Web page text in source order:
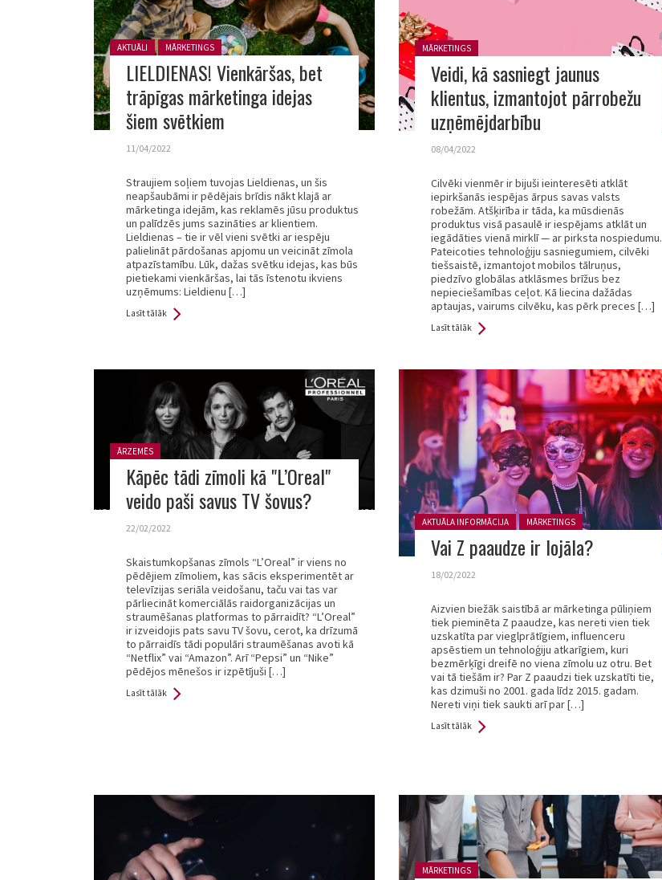
Posted in:
AKTUĀLI MĀRKETINGS
LIELDIENAS! Vienkāršas, bet
trāpīgas mārketinga idejas
šiem svētkiem
11/04/2022
Straujiem soļiem tuvojas Lieldienas, un šis
neapšaubāmi ir pēdējais brīdis nākt klajā ar
mārketinga idejām, kas reklamēs jūsu produktus
un palīdzēs jums sazināties ar klientiem.
Lieldienas – tie ir vēl vieni svētki ar iespēju
palielināt pārdošanas apjomu un veicināt zīmola
atpazīstamību. Lūk, dažas svētku idejas, kas būs
pietiekami vienkāršas, lai tās īstenotu ikviens
uzņēmums: Lieldienu […]
Lasīt tālāk
Posted in:
MĀRKETINGS
Veidi, kā sasniegt jaunus
klientus, izmantojot pārrobežu
uzņēmējdarbību
08/04/2022
Cilvēki vienmēr ir bijuši ieinteresēti atklāt
iepirkšanās iespējas ārpus savas valsts
robežām. Atšķirība ir tāda, ka mūsdienās
produktus visā pasaulē ir iespējams atklāt un
iegādāties vienā mirklī — ar pirksta nospiedumu.
Pateicoties tehnoloģiju sasniegumiem, cilvēki
tiešsaistē, izmantojot mobilos tālruņus,
piedzīvo globālas atklāsmes brīžus bez
nepieciešamības ceļot. Kā liecina dažādas
aptaujas, vairums cilvēku, kas pērk preces […]
Lasīt tālāk
Posted in:
ĀRZEMĒS
Kāpēc tādi zīmoli kā "L’Oreal"
veido paši savus TV šovus?
22/02/2022
Skaistumkopšanas zīmols “L’Oreal” ir viens no
pēdējiem zīmoliem, kas sācis eksperimentēt ar
televīzijas seriāla veidošanu, taču vai tas var
pārliecināt komerciālās raidorganizācijas un
straumēšanas platformas to pārraidīt? “L’Oreal”
ir izveidojis pats savu TV šovu, cerot, ka drīzumā
to pārraidīs tādi populāri straumēšanas avoti kā
“Netflix” vai “Amazon”. Arī “Pepsi” un “Nike”
pēdējos mēnešos ir izpētījuši […]
Lasīt tālāk
Posted in:
AKTUĀLA INFORMĀCIJA MĀRKETINGS
Vai Z paaudze ir lojāla?
18/02/2022
Aizvien biežāk saistībā ar mārketinga pūliņiem
tiek pieminēta Z paaudze, kas nereti vien tiek
uzskatīta par vieglprātīgiem, influenceru
apsēstiem un tehnoloģiju atkarīgiem, kuri
bezmērķīgi dreifē no viena zīmolu uz otru. Bet
vai tā tiešām ir? Par Z paaudzi tiek uzskatīti tie,
kas dzimuši no 2001. gada līdz 2015. gadam.
Nereti viņi tiek saukti arī par […]
Lasīt tālāk
Posted in:
MĀRKETINGS